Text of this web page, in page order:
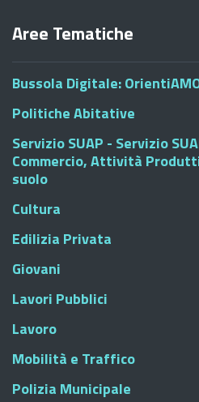
Aree Tematiche
Bussola Digitale: OrientiAMO
Politiche Abitative
Servizio SUAP - Servizio
Commercio, Attività
suolo
Cultura
Edilizia Privata
Giovani
Lavori Pubblici
Lavoro
Mobilità e Traffico
Polizia Municipale